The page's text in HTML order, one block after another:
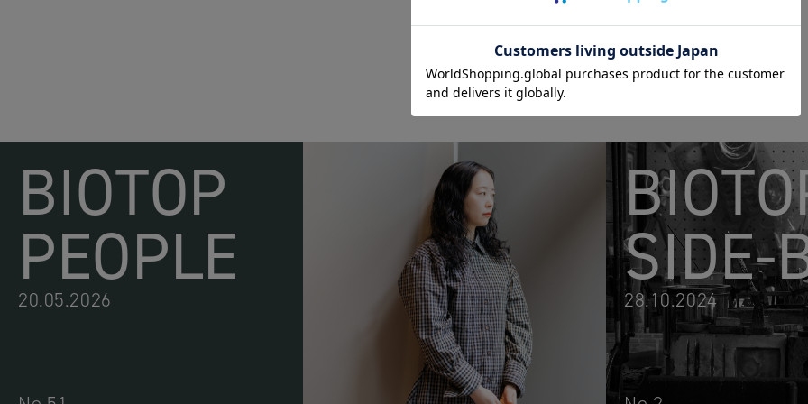
BIOTOP
PEOPLE
20.05.2026
SIDE-
28.10.2024